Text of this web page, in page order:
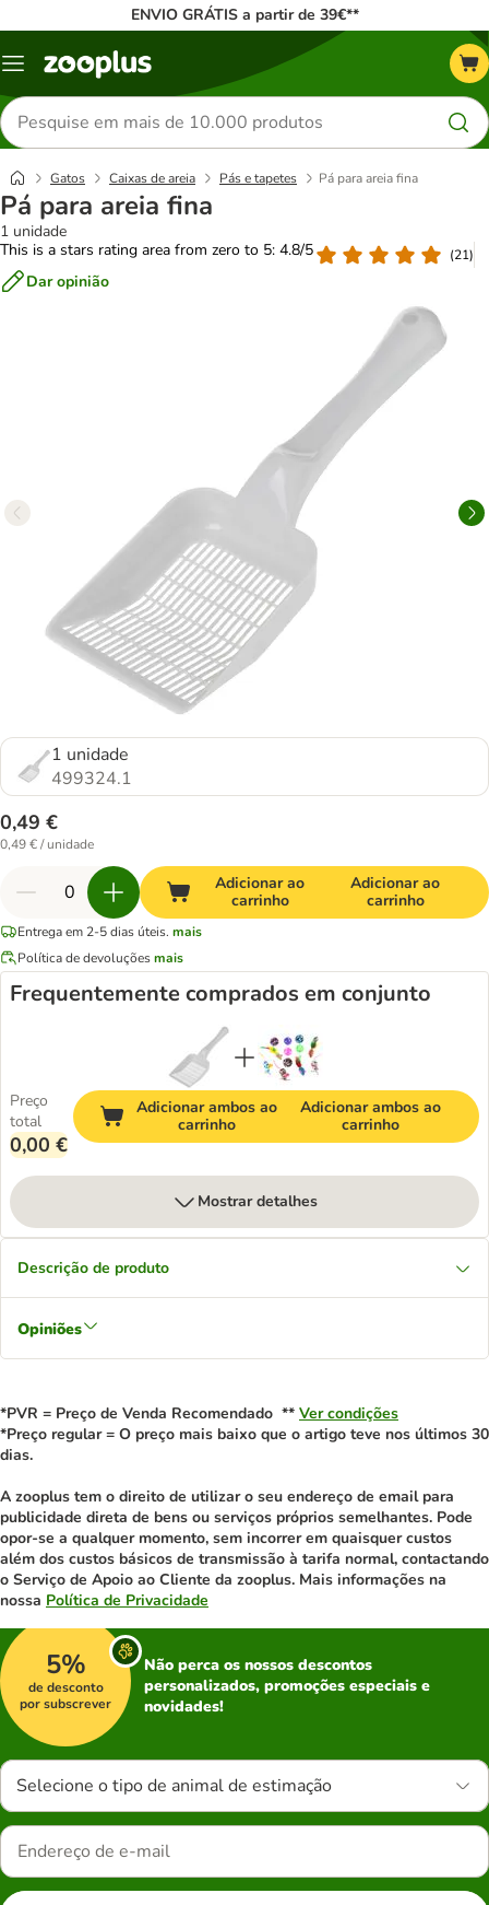
ENVIO GRÁTIS a partir de 39€**
Menu
Pesquisar
produtos
Gatos Caixas de areia Pás e tapetes Pá para areia fina
Pá para areia fina
1 unidade
This is a stars rating area from zero to 5: 4.8/5
(21)
Dar opinião
1 unidade
499324.1
0,49 €
0,49 € / unidade
Adicionar ao
carrinho
Adicionar ao
carrinho
Entrega em 2-5 dias úteis. mais
Política de devoluçõesmais
Frequentemente comprados em conjunto
Preço
total
0,00 €
Adicionar ambos ao
carrinho
Adicionar ambos ao
carrinho
Mostrar detalhes
Descrição de produto
Opiniões
*PVR = Preço de Venda Recomendado ** Ver condições
*Preço regular = O preço mais baixo que o artigo teve nos últimos 30
dias.
A zooplus tem o direito de utilizar o seu endereço de email para
publicidade direta de bens ou serviços próprios semelhantes. Pode
opor-se a qualquer momento, sem incorrer em quaisquer custos
além dos custos básicos de transmissão à tarifa normal, contactando
o Serviço de Apoio ao Cliente da zooplus. Mais informações na
nossa Política de Privacidade
5%
de desconto
por subscrever
Não perca os nossos descontos
personalizados, promoções especiais e
novidades!
Selecione o tipo de animal de estimação